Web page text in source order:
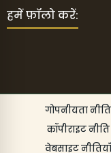
हमें फ़ॉलो करें:
गोपनीयता नीति
कॉपीराइट नीति
वेबसाइट नीतियाँ